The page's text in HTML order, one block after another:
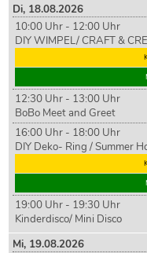
Di, 18.08.2026
10:00 Uhr - 12:00 Uhr
DIY WIMPEL/ CRAFT &
12:30 Uhr - 13:00 Uhr
BoBo Meet and Greet
16:00 Uhr - 18:00 Uhr
DIY Deko- Ring / Summer
19:00 Uhr - 19:30 Uhr
Kinderdisco/ Mini Disco
Mi, 19.08.2026